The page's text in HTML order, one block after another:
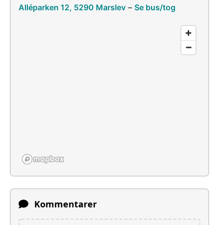
Alléparken 12, 5290 Marslev – Se bus/tog
Kommentarer